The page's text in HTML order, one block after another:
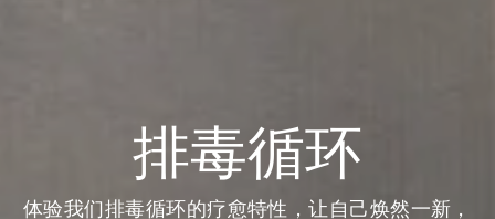
排毒循环
体验我们排毒循环的疗愈特性，让自己焕然一新，